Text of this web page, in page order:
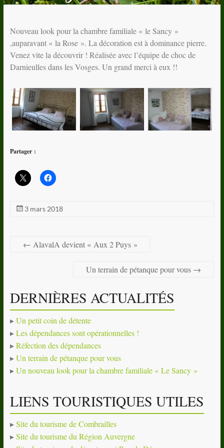
Nouveau look pour la chambre familiale « le Sancy »
,auparavant « la Rose ». La décoration est à dominance pierre.
Venez vite la découvrir ! Réalisée avec l’équipe de choc de
Darnieulles dans les Vosges. Un grand merci à eux !!
Partager :
3 mars 2018
← AlavalA devient « Aux 2 Puys »
Un terrain de pétanque pour vous →
DERNIÈRES ACTUALITÉS
Un petit coin de détente
Les dépendances sont opérationnelles !
Réfection des dépendances
Un terrain de pétanque pour vous
Un nouveau look pour la chambre familiale « Le Sancy »
LIENS TOURISTIQUES UTILES
Site du tourisme de Combrailles
Site du tourisme du Région Auvergne